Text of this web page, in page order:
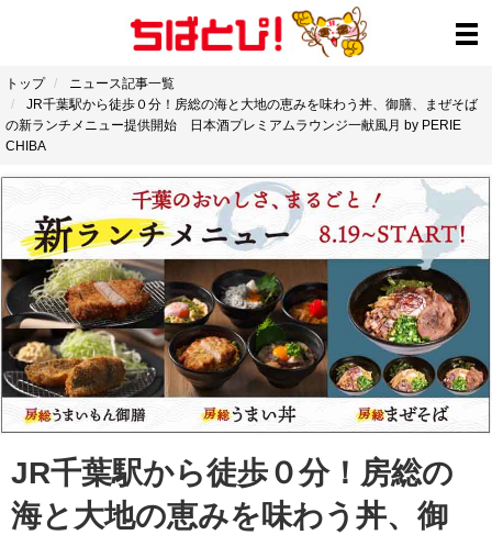
トップ
ニュース記事一覧
JR千葉駅から徒歩０分！房総の海と大地の恵みを味わう丼、御膳、まぜそば
の新ランチメニュー提供開始 日本酒プレミアムラウンジ一献風月 by PERIE
CHIBA
JR千葉駅から徒歩０分！房総の
海と大地の恵みを味わう丼、御